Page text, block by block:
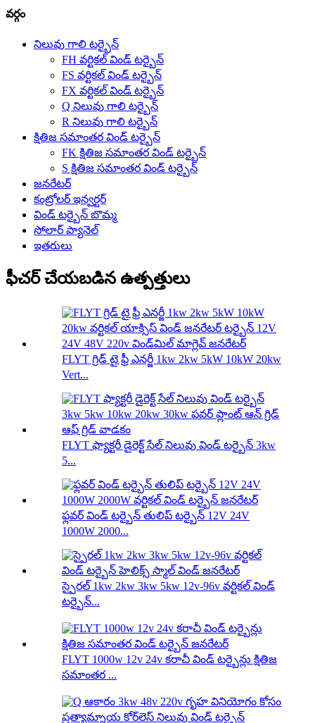
వర్గం
నిలువు గాలి టర్బైన్
FH వర్టికల్ విండ్ టర్బైన్
FS వర్టికల్ విండ్ టర్బైన్
FX వర్టికల్ విండ్ టర్బైన్
Q నిలువు గాలి టర్బైన్
R నిలువు గాలి టర్బైన్
క్షితిజ సమాంతర విండ్ టర్బైన్
FK క్షితిజ సమాంతర విండ్ టర్బైన్
S క్షితిజ సమాంతర విండ్ టర్బైన్
జనరేటర్
కంట్రోలర్ ఇన్వర్టర్
విండ్ టర్బైన్ బొమ్మ
సోలార్ ప్యానెల్
ఇతరులు
ఫీచర్ చేయబడిన ఉత్పత్తులు
FLYT గ్రిడ్ టై ఫ్రీ ఎనర్జీ 1kw 2kw 5kW 10kW 20kw
Vert...
FLYT ఫ్యాక్టరీ డైరెక్ట్ సేల్ నిలువు విండ్ టర్బైన్ 3kw
5...
ఫ్లవర్ విండ్ టర్బైన్ తులిప్ టర్బైన్ 12V 24V
1000W 2000...
స్పైరల్ 1kw 2kw 3kw 5kw 12v-96v వర్టికల్ విండ్
టర్బైన్...
FLYT 1000w 12v 24v కరాచీ విండ్ టర్బైన్లు క్షితిజ
సమాంతర ...